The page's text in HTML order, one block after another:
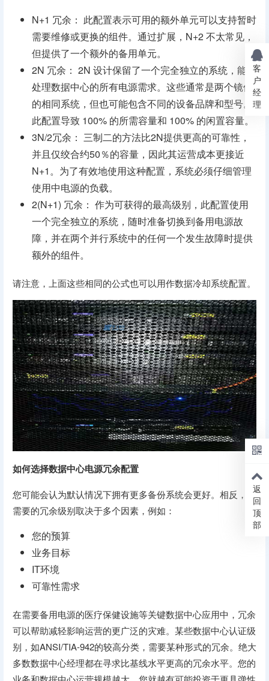
N+1 冗余： 此配置表示可用的额外单元可以支持暂时
需要维修或更换的组件。通过扩展，N+2 不太常见，
但提供了一个额外的备用单元。
2N 冗余： 2N 设计保留了一个完全独立的系统，能够
处理数据中心的所有电源需求。这些通常是两个镜像
的相同系统，但也可能包含不同的设备品牌和型号。
此配置导致 100% 的所需容量和 100% 的闲置容量。
3N/2冗余： 三制二的方法比2N提供更高的可靠性，
并且仅绞合约50％的容量，因此其运营成本更接近
N+1。为了有效地使用这种配置，系统必须仔细管理
使用中电源的负载。
2(N+1) 冗余： 作为可获得的最高级别，此配置使用
一个完全独立的系统，随时准备切换到备用电源故
障，并在两个并行系统中的任何一个发生故障时提供
额外的组件。
请注意，上面这些相同的公式也可以用作数据冷却系统配置。
如何选择数据中心电源冗余配置
您可能会认为默认情况下拥有更多备份系统会更好。相反，您
需要的冗余级别取决于多个因素，例如：
您的预算
业务目标
IT环境
可靠性需求
在需要备用电源的医疗保健设施等关键数据中心应用中，冗余
可以帮助减轻影响运营的更广泛的灾难。某些数据中心认证级
别，如ANSI/TIA-942的较高分类，需要某种形式的冗余。绝大
多数数据中心经理都在寻求比基线水平更高的冗余水平。您的
客
户
经
理
返
回
顶
部